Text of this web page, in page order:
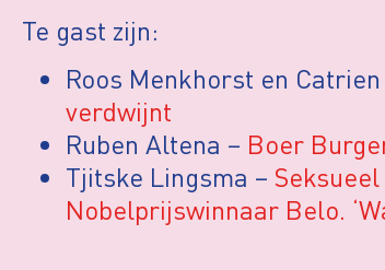
Te gast zijn:
Roos Menkhorst en
verdwijnt
Ruben Altena – Boer
Tjitske Lingsma –
Nobelprijswinnaar Belo.